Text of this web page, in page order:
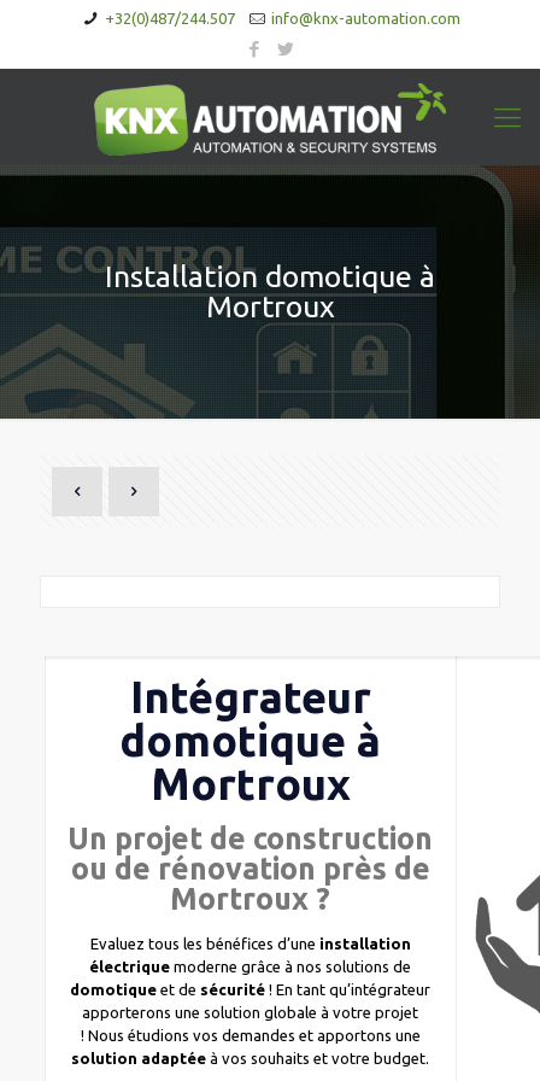
+32(0)487/244.507 info@knx-automation.com
Installation domotique à
Mortroux
Intégrateur
domotique à
Mortroux
Un projet de construction
ou de rénovation près de
Mortroux ?
Evaluez tous les bénéfices d’une installation
électrique moderne grâce à nos solutions de
domotique et de sécurité ! En tant qu’intégrateur
apporterons une solution globale à votre projet
! Nous étudions vos demandes et apportons une
solution adaptéeà vos souhaits et votre budget.